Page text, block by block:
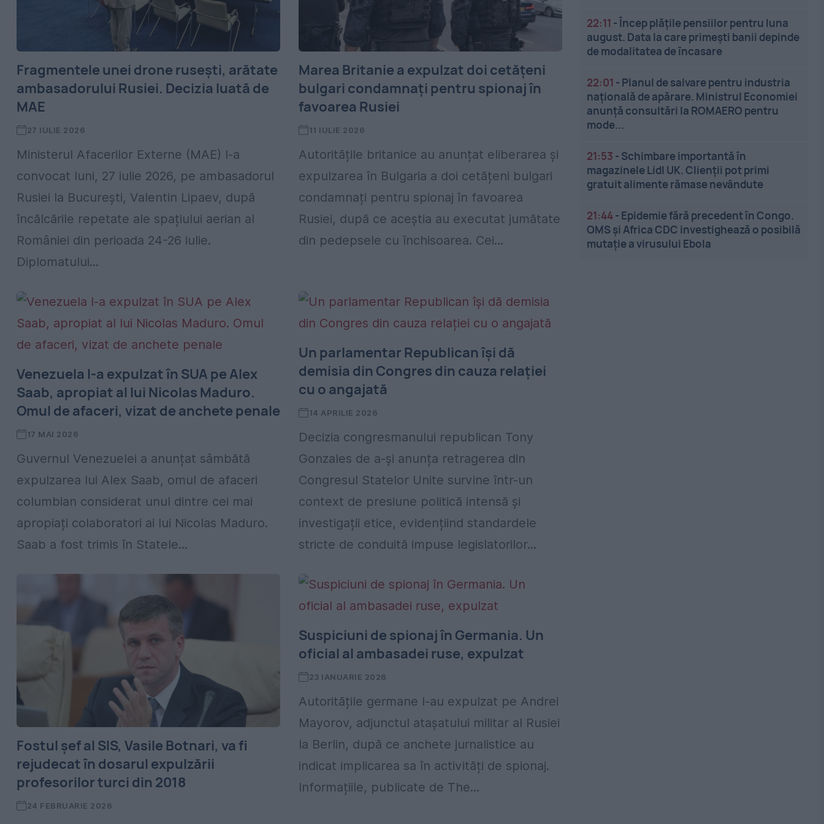
Fragmentele unei drone rusești, arătate
ambasadorului Rusiei. Decizia luată de
MAE
27 IULIE 2026
Ministerul Afacerilor Externe (MAE) l-a
convocat luni, 27 iulie 2026, pe ambasadorul
Rusiei la București, Valentin Lipaev, după
încălcările repetate ale spațiului aerian al
României din perioada 24-26 iulie.
Diplomatului...
Marea Britanie a expulzat doi cetățeni
bulgari condamnați pentru spionaj în
favoarea Rusiei
11 IULIE 2026
Autoritățile britanice au anunțat eliberarea și
expulzarea în Bulgaria a doi cetățeni bulgari
condamnați pentru spionaj în favoarea
Rusiei, după ce aceștia au executat jumătate
din pedepsele cu închisoarea. Cei...
Venezuela l-a expulzat în SUA pe Alex
Saab, apropiat al lui Nicolas Maduro.
Omul de afaceri, vizat de anchete penale
17 MAI 2026
Guvernul Venezuelei a anunțat sâmbătă
expulzarea lui Alex Saab, omul de afaceri
columbian considerat unul dintre cei mai
apropiați colaboratori ai lui Nicolas Maduro.
Saab a fost trimis în Statele...
Un parlamentar Republican își dă
demisia din Congres din cauza relației
cu o angajată
14 APRILIE 2026
Decizia congresmanului republican Tony
Gonzales de a-și anunța retragerea din
Congresul Statelor Unite survine într-un
context de presiune politică intensă și
investigații etice, evidențiind standardele
stricte de conduită impuse legislatorilor...
Fostul șef al SIS, Vasile Botnari, va fi
rejudecat în dosarul expulzării
profesorilor turci din 2018
24 FEBRUARIE 2026
Suspiciuni de spionaj în Germania. Un
oficial al ambasadei ruse, expulzat
23 IANUARIE 2026
Autoritățile germane l-au expulzat pe Andrei
Mayorov, adjunctul atașatului militar al Rusiei
la Berlin, după ce anchete jurnalistice au
indicat implicarea sa în activități de spionaj.
Informațiile, publicate de The...
22:11 -Încep plățile pensiilor pentru luna
august. Data la care primești banii depinde
de modalitatea de încasare
22:01 - Planul de salvare pentru industria
națională de apărare. Ministrul Economiei
anunță consultări la ROMAERO pentru
mode...
21:53 - Schimbare importantă în
magazinele Lidl UK. Clienții pot primi
gratuit alimente rămase nevândute
21:44- Epidemie fără precedent în Congo.
OMS și Africa CDC investighează o posibilă
mutație a virusului Ebola